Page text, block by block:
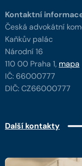
Kontaktní
Česká advokátní
Kaňkův palác
Národní 16
110 00 Praha 1, mapa
IČ: 66000777
DIČ: CZ66000777
Další kontakty